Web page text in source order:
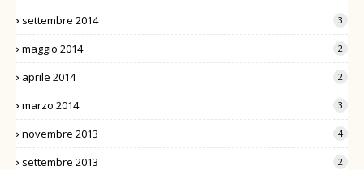
settembre 2014 3
maggio 2014 2
aprile 2014 2
marzo 2014 3
novembre 2013 4
settembre 2013 2